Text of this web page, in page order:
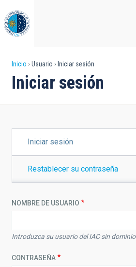
al
contenido
principal
Sobrescribir
enlaces
la
navegación
Inicio Usuario Iniciar sesión
Iniciar sesión
PRINCIPALES
Iniciar sesión
Restablecer su contraseña
NOMBRE DE USUARIO
Introduzca su usuario del IAC sin dominio
CONTRASEÑA